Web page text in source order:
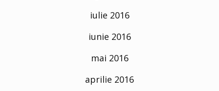
iulie 2016
iunie 2016
mai 2016
aprilie 2016